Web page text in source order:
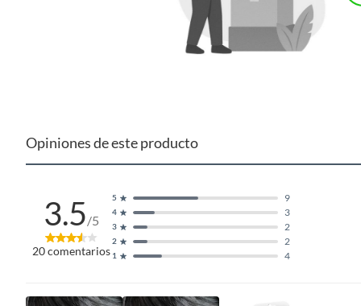
Opiniones de este producto
3.5/5
20comentarios 1 4
2 2
3 2
4 3
5 9